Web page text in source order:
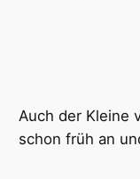
Auch der Kleine
schon früh an